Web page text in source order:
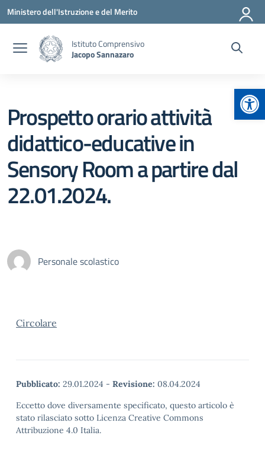
Vai ai contenuti
Vai al menu di navigazione
Vai al footer
Ministero dell'Istruzione e del Merito
Istituto Comprensivo
Jacopo Sannazaro
Prospetto orario attività
didattico-educative in
Sensory Room a partire dal
22.01.2024.
Personale scolastico
Circolare
Pubblicato: 29.01.2024 - Revisione: 08.04.2024
Eccetto dove diversamente specificato, questo articolo è
stato rilasciato sotto Licenza Creative Commons
Attribuzione 4.0 Italia.